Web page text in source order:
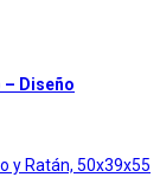
– Diseño